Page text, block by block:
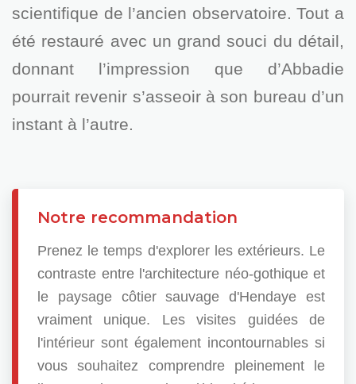
scientifique de l’ancien observatoire. Tout a
été restauré avec un grand souci du détail,
donnant l’impression que d’Abbadie
pourrait revenir s’asseoir à son bureau d’un
instant à l’autre.
Notre recommandation
Prenez le temps d'explorer les extérieurs. Le
contraste entre l'architecture néo-gothique et
le paysage côtier sauvage d'Hendaye est
vraiment unique. Les visites guidées de
l'intérieur sont également incontournables si
vous souhaitez comprendre pleinement le